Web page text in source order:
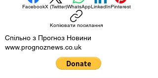
FacebookX (Twitter)WhatsAppLinkedInPinterest
Копіювати посилання
Спільно з Прогноз Новини
www.prognoznews.co.uk